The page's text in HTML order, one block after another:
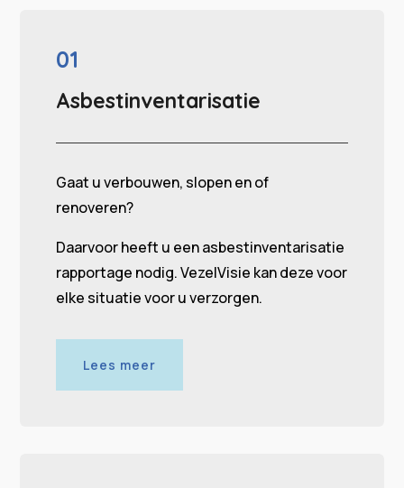
01
Asbestinventarisatie
Gaat u verbouwen, slopen en of
renoveren?
Daarvoor heeft u een asbestinventarisatie
rapportage nodig. VezelVisie kan deze voor
elke situatie voor u verzorgen.
Lees meer